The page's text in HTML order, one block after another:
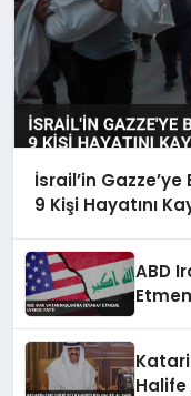
İsrail’in
9 Kişi Hayatını
ABD